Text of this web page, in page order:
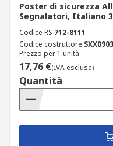
Poster di sicurezza
Segnalatori, Italiano
Codice RS 712-8111
Codice costruttore
Prezzo per 1 unità
17,76 €(IVA esclusa)
Quantità